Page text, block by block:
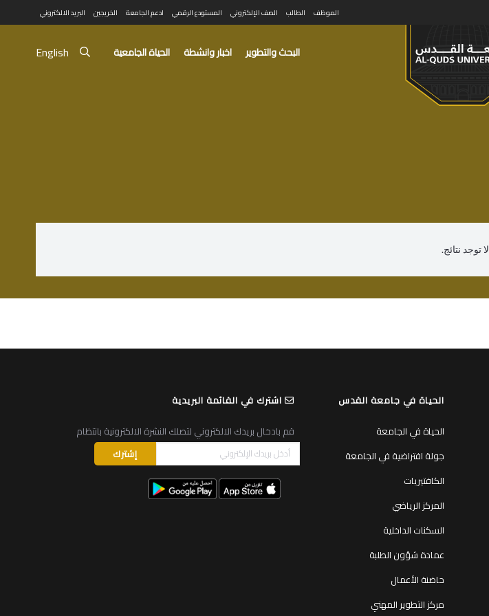
الموظف الطالب الصف الإلكتروني المستودع الرقمي ادعم الجامعة الخريجين البريد الالكتروني
البحث والتطوير اخبار وانشطة الحياة الجامعية English
لا توجد نتائج.
الحياة في جامعة القدس
الحياة في الجامعة
جولة افتراضية في الجامعة
الكافتيريات
المركز الرياضي
السكنات الداخلية
عمادة شؤون الطلبة
حاضنة الأعمال
مركز التطوير المهني
اشترك في القائمة البريدية
قم بادخال بريدك الالكتروني لتصلك النشرة الالكترونية بانتظام